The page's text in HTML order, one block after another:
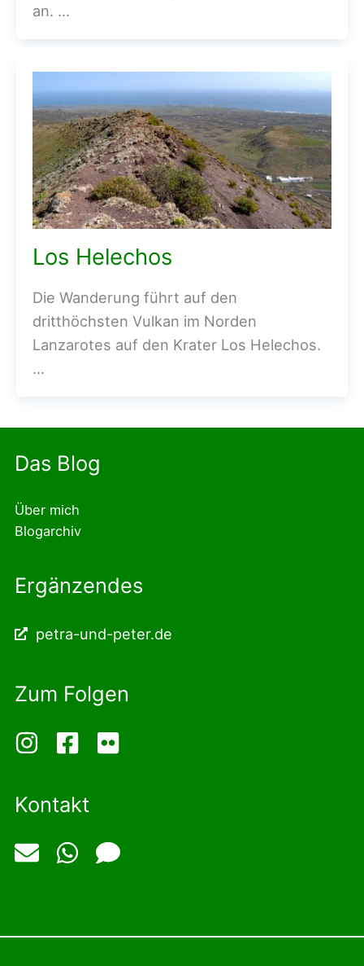
an. …
Los Helechos
Die Wanderung führt auf den
dritthöchsten Vulkan im Norden
Lanzarotes auf den Krater Los Helechos.
…
Das Blog
Über mich
Blogarchiv
Ergänzendes
petra-und-peter.de
Zum Folgen
Kontakt